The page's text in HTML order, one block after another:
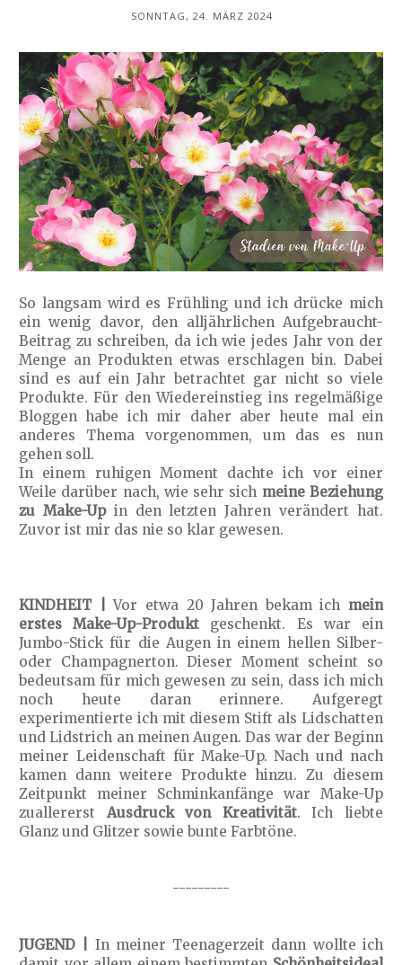
SONNTAG, 24. MÄRZ 2024
So langsam wird es Frühling und ich drücke mich
ein wenig davor, den alljährlichen Aufgebraucht-
Beitrag zu schreiben, da ich wie jedes Jahr von der
Menge an Produkten etwas erschlagen bin. Dabei
sind es auf ein Jahr betrachtet gar nicht so viele
Produkte. Für den Wiedereinstieg ins regelmäßige
Bloggen habe ich mir daher aber heute mal ein
anderes Thema vorgenommen, um das es nun
gehen soll.
In einem ruhigen Moment dachte ich vor einer
Weile darüber nach, wie sehr sich meine Beziehung
zu Make-Upin den letzten Jahren verändert hat.
Zuvor ist mir das nie so klar gewesen.
KINDHEIT | Vor etwa 20 Jahren bekam ich mein
erstes Make-Up-Produkt geschenkt. Es war ein
Jumbo-Stick für die Augen in einem hellen Silber-
oder Champagnerton. Dieser Moment scheint so
bedeutsam für mich gewesen zu sein, dass ich mich
noch heute daran erinnere. Aufgeregt
experimentierte ich mit diesem Stift als Lidschatten
und Lidstrich an meinen Augen. Das war der Beginn
meiner Leidenschaft für Make-Up. Nach und nach
kamen dann weitere Produkte hinzu. Zu diesem
Zeitpunkt meiner Schminkanfänge war Make-Up
zuallererst Ausdruck von Kreativität. Ich liebte
Glanz und Glitzer sowie bunte Farbtöne.
---------
JUGEND |
In meiner Teenagerzeit dann wollte ich